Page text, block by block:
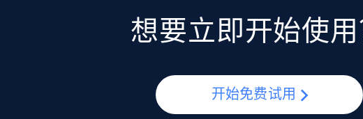
想要立即开始使用
开始免费试用